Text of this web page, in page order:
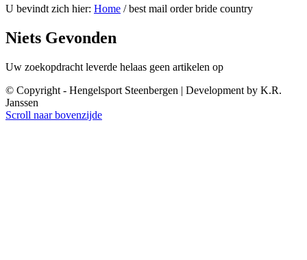
U bevindt zich hier: Home / best mail order bride country
Niets Gevonden
Uw zoekopdracht leverde helaas geen artikelen op
© Copyright - Hengelsport Steenbergen | Development by K.R.
Janssen
Scroll naar bovenzijde